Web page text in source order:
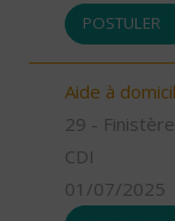
POSTULER
Aide à
29 - Finistère
CDI
01/07/2025